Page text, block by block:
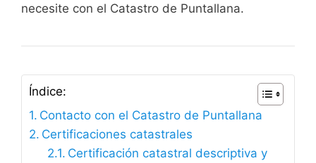
necesite con el Catastro de Puntallana.
Índice:
Contacto con el Catastro de Puntallana
Certificaciones catastrales
Certificación catastral descriptiva y